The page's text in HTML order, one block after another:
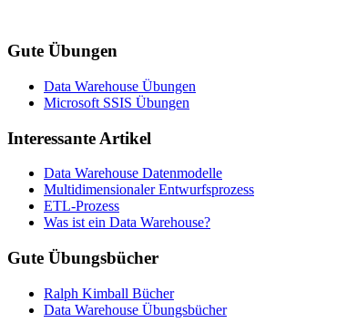
Gute Übungen
Data Warehouse Übungen
Microsoft SSIS Übungen
Interessante Artikel
Data Warehouse Datenmodelle
Multidimensionaler Entwurfsprozess
ETL-Prozess
Was ist ein Data Warehouse?
Gute Übungsbücher
Ralph Kimball Bücher
Data Warehouse Übungsbücher